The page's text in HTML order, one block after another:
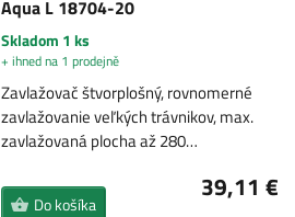
Aqua L 18704-20
Skladom 1 ks
+ ihned na 1 prodejně
Zavlažovač štvorplošný, rovnomerné
zavlažovanie veľkých trávnikov, max.
zavlažovaná plocha až 280…
39,11 €
Do košíka